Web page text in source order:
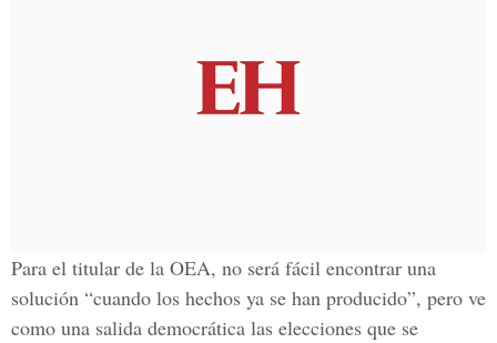
Para el titular de la OEA, no será fácil encontrar una
solución “cuando los hechos ya se han producido”, pero ve
como una salida democrática las elecciones que se